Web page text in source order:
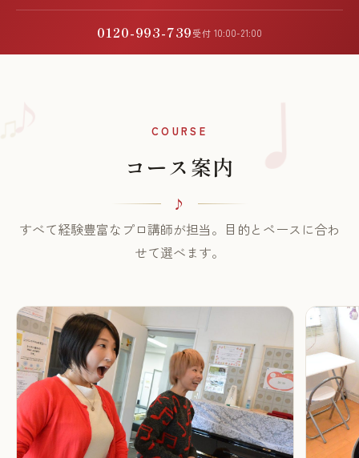
0120-993-739受付 10:00-21:00
COURSE
コース案内
すべて経験豊富なプロ講師が担当。目的とペースに合わ
せて選べます。